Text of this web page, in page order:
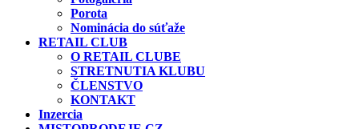
Porota
Nominácia do súťaže
RETAIL CLUB
O RETAIL CLUBE
STRETNUTIA KLUBU
ČLENSTVO
KONTAKT
Inzercia